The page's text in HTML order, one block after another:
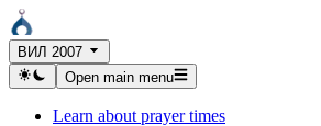
ВИЛ 2007
Open main menu
Learn about prayer times